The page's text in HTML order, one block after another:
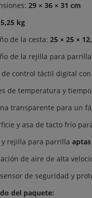
29 × 36 × 31 cm
5,25 kg
de la cesta: 25 × 25 ×
de la rejilla para
de control táctil digital con
de temperatura y
transparente para un
y asa de tacto frío
y rejilla para parrilla
de aire de alta
de seguridad y
del paquete: